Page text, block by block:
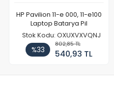
HP Pavilion 11-e 000, 11-e100
Laptop Batarya Pil
Stok Kodu: OXUXVXVQNJ
%33
802,85 TL
540,93 TL